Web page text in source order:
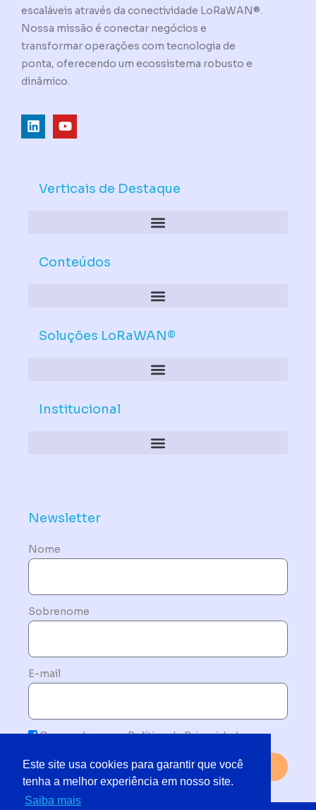
Este site usa cookies para garantir que você
tenha a melhor experiência em nosso site.
Saiba mais
escaláveis através da conectividade LoRaWAN®.
Nossa missão é conectar negócios e
transformar operações com tecnologia de
ponta, oferecendo um ecossistema robusto e
dinâmico.
L
i
d
Y
o
b
Verticais de Destaque
Conteúdos
Soluções LoRaWAN®
Institucional
Newsletter
Nome
Sobrenome
E-mail
Concordo com a Política de Privacidade
Enviar